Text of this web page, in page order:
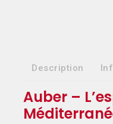
Description
Auber –